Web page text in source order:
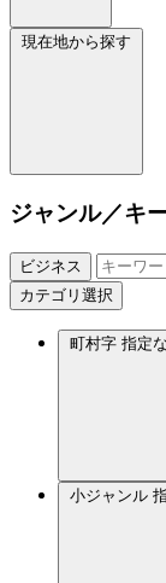
現在地から探す
ジャンル／キ
ビジネス
カテゴリ選択
町村字 指定
小ジャンル